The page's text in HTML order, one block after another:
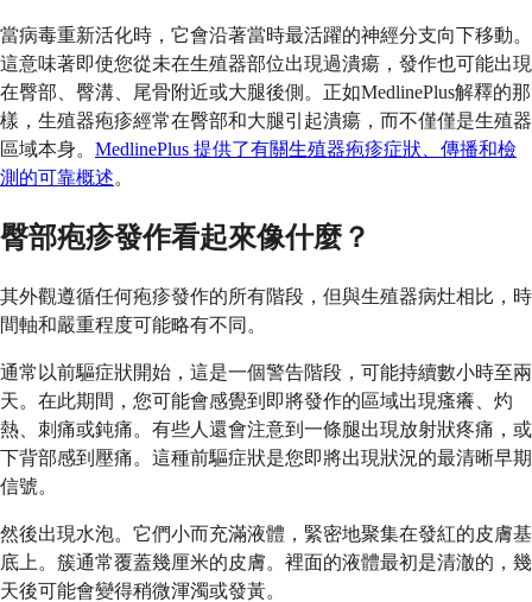
當病毒重新活化時，它會沿著當時最活躍的神經分支向下移動。
這意味著即使您從未在生殖器部位出現過潰瘍，發作也可能出現
在臀部、臀溝、尾骨附近或大腿後側。正如MedlinePlus解釋的那
樣，生殖器疱疹經常在臀部和大腿引起潰瘍，而不僅僅是生殖器
區域本身。 MedlinePlus 提供了有關生殖器疱疹症狀、傳播和檢
測的可靠概述。
臀部疱疹發作看起來像什麼？
其外觀遵循任何疱疹發作的所有階段，但與生殖器病灶相比，時
間軸和嚴重程度可能略有不同。
通常以前驅症狀開始，這是一個警告階段，可能持續數小時至兩
天。在此期間，您可能會感覺到即將發作的區域出現瘙癢、灼
熱、刺痛或鈍痛。有些人還會注意到一條腿出現放射狀疼痛，或
下背部感到壓痛。這種前驅症狀是您即將出現狀況的最清晰早期
信號。
然後出現水泡。它們小而充滿液體，緊密地聚集在發紅的皮膚基
底上。簇通常覆蓋幾厘米的皮膚。裡面的液體最初是清澈的，幾
天後可能會變得稍微渾濁或發黃。